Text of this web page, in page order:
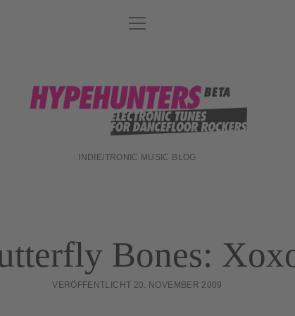
DATENSCHUTZ
ABOUT
IMPRESSUM
Menü
öffnen
hypehunters
INDIE/TRONIC MUSIC BLOG
Bones:
VERÖFFENTLICHT 20. NOVEMBER 2009